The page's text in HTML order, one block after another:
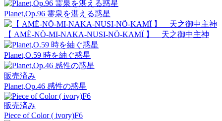
Planet,Op.96 霊泉を湛える惑星
【 AMË-NÖ-MI-NAKA-NUSI-NÖ-KAMÏ 】 天之御中主神
Planet,O.59 時を紬ぐ惑星
販売済み
Planet,Op.46 感性の惑星
販売済み
Piece of Color ( ivory)F6